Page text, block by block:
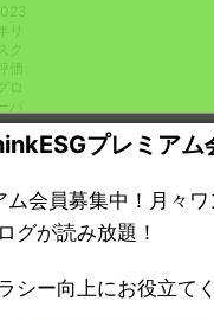
リ
スク
評価
グロ
バ
ト
プ
内
ア
プレミアム
ム会員募集中！月々
グが読み放題！
シー向上にお役立てく